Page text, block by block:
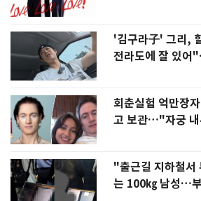
'김구라子' 그리,
전라도에 잘 있어
회춘실험 억만장자,
고 보관…"자궁
"출근길 지하철서
는 100㎏ 남성…